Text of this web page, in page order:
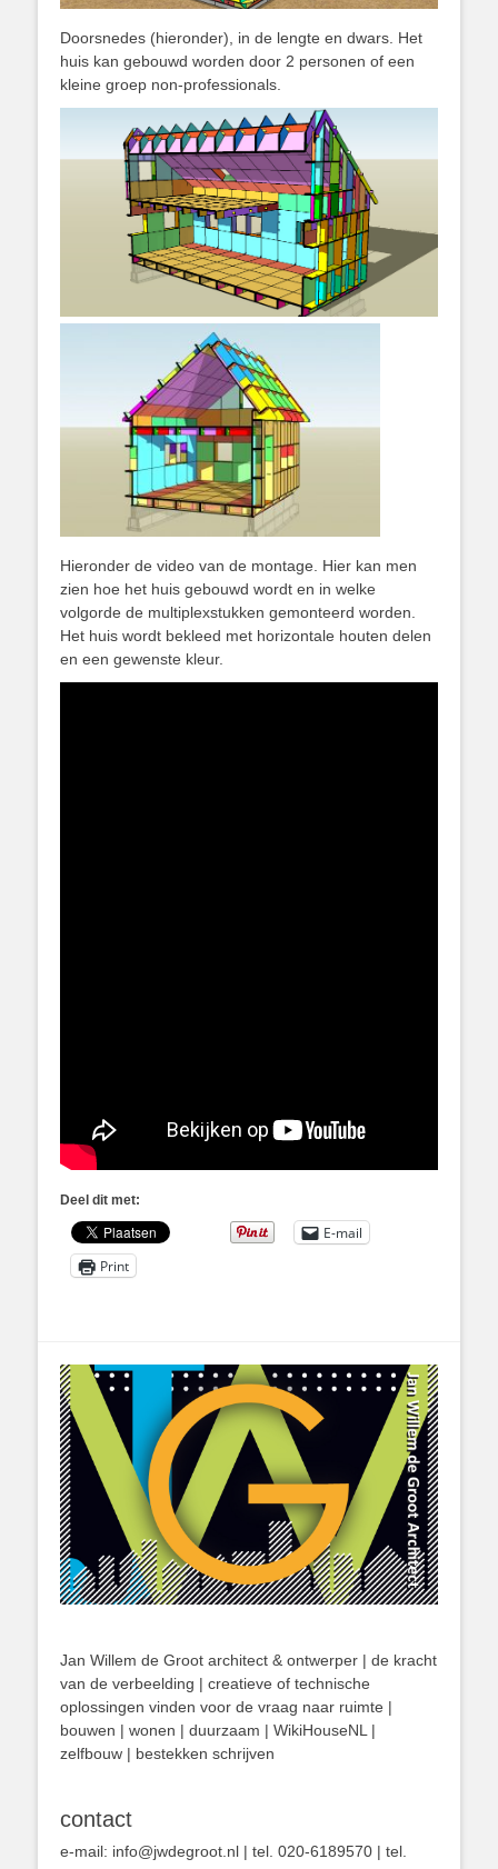
Doorsnedes (hieronder), in de lengte en dwars. Het
huis kan gebouwd worden door 2 personen of een
kleine groep non-professionals.
Hieronder de video van de montage. Hier kan men
zien hoe het huis gebouwd wordt en in welke
volgorde de multiplexstukken gemonteerd worden.
Het huis wordt bekleed met horizontale houten delen
en een gewenste kleur.
Deel dit met:
E-mail
Print
Jan Willem de Groot architect & ontwerper | de kracht
van de verbeelding | creatieve of technische
oplossingen vinden voor de vraag naar ruimte |
bouwen | wonen | duurzaam | WikiHouseNL |
zelfbouw | bestekken schrijven
contact
e-mail: info@jwdegroot.nl | tel. 020-6189570 | tel.